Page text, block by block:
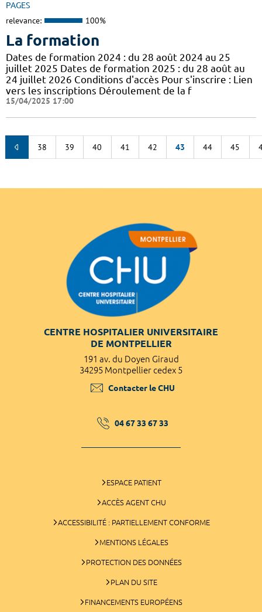
PAGES
relevance: 100%
La formation
Dates de formation 2024 : du 28 août 2024 au 25
juillet 2025 Dates de formation 2025 : du 28 août au
24 juillet 2026 Conditions d'accès Pour s'inscrire : Lien
vers les inscriptions Déroulement de la f
15/04/2025 17:00
38 39 40 41 42 43 44 45
CENTRE HOSPITALIER UNIVERSITAIRE
DE MONTPELLIER
191 av. du Doyen Giraud
34295 Montpellier cedex 5
Contacter le CHU
04 67 33 67 33
ESPACE PATIENT
ACCÈS AGENT CHU
ACCESSIBILITÉ : PARTIELLEMENT CONFORME
MENTIONS LÉGALES
PROTECTION DES DONNÉES
PLAN DU SITE
FINANCEMENTS EUROPÉENS